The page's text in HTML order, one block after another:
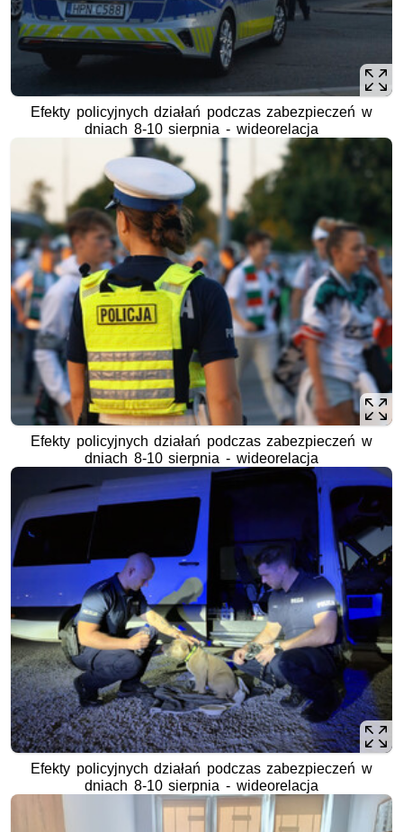
Efekty policyjnych działań podczas zabezpieczeń w
dniach 8-10 sierpnia - wideorelacja
Efekty policyjnych działań podczas zabezpieczeń w
dniach 8-10 sierpnia - wideorelacja
Efekty policyjnych działań podczas zabezpieczeń w
dniach 8-10 sierpnia - wideorelacja